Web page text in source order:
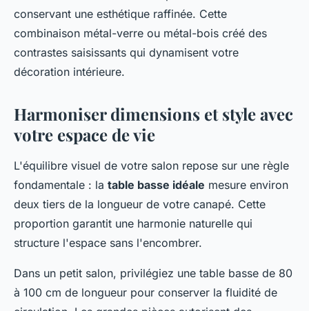
conservant une esthétique raffinée. Cette
combinaison métal-verre ou métal-bois créé des
contrastes saisissants qui dynamisent votre
décoration intérieure.
Harmoniser dimensions et style avec
votre espace de vie
L'équilibre visuel de votre salon repose sur une règle
fondamentale : la table basse idéale mesure environ
deux tiers de la longueur de votre canapé. Cette
proportion garantit une harmonie naturelle qui
structure l'espace sans l'encombrer.
Dans un petit salon, privilégiez une table basse de 80
à 100 cm de longueur pour conserver la fluidité de